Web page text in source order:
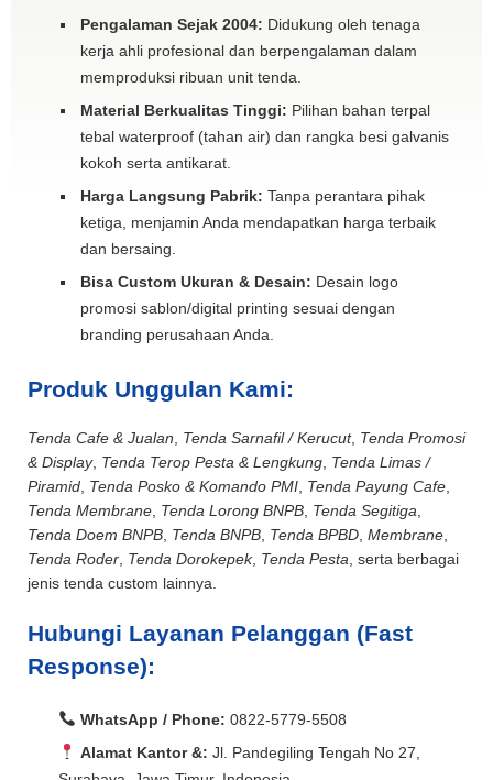
Pengalaman Sejak 2004: Didukung oleh tenaga
kerja ahli profesional dan berpengalaman dalam
memproduksi ribuan unit tenda.
Material Berkualitas Tinggi: Pilihan bahan terpal
tebal waterproof (tahan air) dan rangka besi galvanis
kokoh serta antikarat.
Harga Langsung Pabrik: Tanpa perantara pihak
ketiga, menjamin Anda mendapatkan harga terbaik
dan bersaing.
Bisa Custom Ukuran & Desain: Desain logo
promosi sablon/digital printing sesuai dengan
branding perusahaan Anda.
Produk Unggulan Kami:
Tenda Cafe & Jualan Tenda Sarnafil / Kerucut, Tenda Promosi
& Display, Tenda Terop Pesta & Lengkung Tenda Limas /
Piramid Tenda Posko & Komando PMI Tenda Payung Cafe
Tenda Membrane Tenda Lorong BNPB Tenda Segitiga
Tenda Doem BNPB Tenda BNPB Tenda BPBD Membrane
Tenda Roder Tenda Dorokepek, Tenda Pesta , serta berbagai
jenis tenda custom lainnya.
Hubungi Layanan Pelanggan (Fast
Response):
WhatsApp / Phone: 0822-5779-5508
Alamat Kantor &: Jl. Pandegiling Tengah No 27,